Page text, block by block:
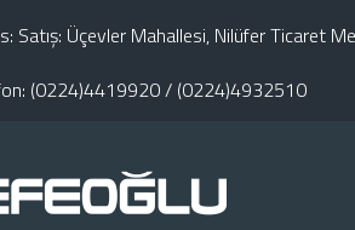
Satış: Üçevler Mahallesi, Nilüfer Ticaret
(0224)4419920/ (0224)4932510